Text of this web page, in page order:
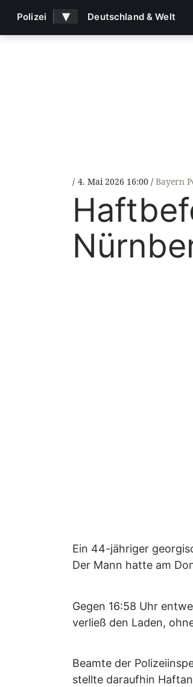
4. Mai 2026 16:00 Bayern
Ein 44-jähriger
Der Mann hatte am
Gegen 16:58 Uhr
verließ den Laden,
Beamte der
stellte daraufhin
Polizei ▾ Deutschland & Welt